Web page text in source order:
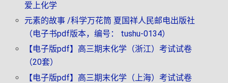
爱上化学
元素的故事 /科学万花筒 夏国祥人民邮电出版社
（电子书pdf版本，编号： tushu-0134）
【电子版pdf】高三期末化学（浙江）考试试卷
（20套）
【电子版pdf】高三期末化学（上海）考试试卷